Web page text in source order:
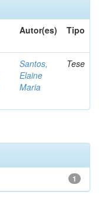
Autor(es) Tipo
Santos,
Elaine
Maria
Tese
1